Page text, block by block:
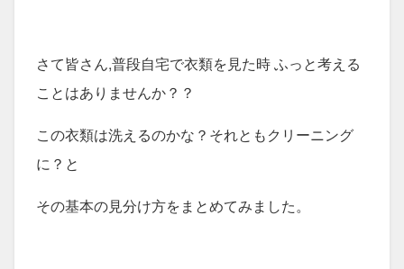
さて皆さん,普段自宅で衣類を見た時 ふっと考える
ことはありませんか？？
この衣類は洗えるのかな？それともクリーニング
に？と
その基本の見分け方をまとめてみました。